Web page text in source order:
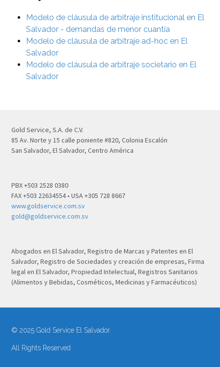
Modelo de cláusula de arbitraje institucional en El
Salvador - demandas de menor cuantía
Modelo de cláusula de arbitraje ad-hoc en El
Salvador
Modelo de cláusula de arbitraje societario en El
Salvador
Gold Service, S.A. de C.V.
85 Av. Norte y 15 calle poniente #820, Colonia Escalón
San Salvador, El Salvador, Centro América
PBX +503 2528 0380
FAX +503 22634554 • USA +305 728 8667
www.goldservice.com.sv
gold@goldservice.com.sv
Abogados en El Salvador, Registro de Marcas y Patentes en El
Salvador, Registro de Sociedades y creación de empresas, Firma
legal en El Salvador, Propiedad Intelectual, Registros Sanitarios
(Alimentos y Bebidas, Cosméticos, Medicinas y Farmacéuticos)
© 2025 Gold Service El Salvador.
All Rights Reserved